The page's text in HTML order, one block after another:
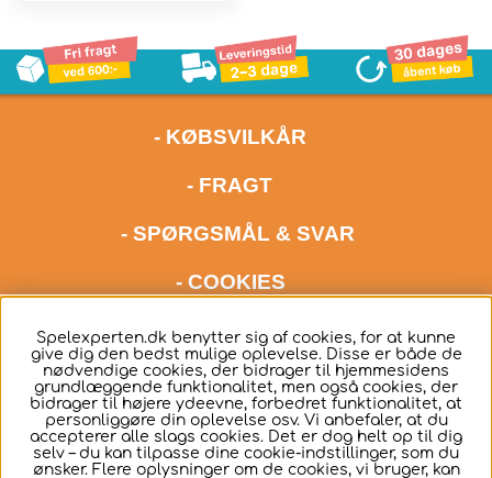
- KØBSVILKÅR
- FRAGT
- SPØRGSMÅL & SVAR
- COOKIES
kontakt os meget gerne via mail på adressen
hello@spelexperten.com
Spelexperten.dk benytter sig af cookies, for at kunne
give dig den bedst mulige oplevelse. Disse er både de
nødvendige cookies, der bidrager til hjemmesidens
grundlæggende funktionalitet, men også cookies, der
bidrager til højere ydeevne, forbedret funktionalitet, at
personliggøre din oplevelse osv. Vi anbefaler, at du
accepterer alle slags cookies. Det er dog helt op til dig
selv – du kan tilpasse dine cookie-indstillinger, som du
ønsker. Flere oplysninger om de cookies, vi bruger, kan